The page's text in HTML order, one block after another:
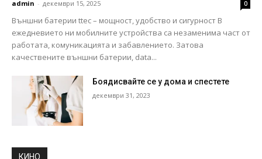
admin - декември 15, 2025 0
Външни батерии ttec – мощност, удобство и сигурност В
ежедневието ни мобилните устройства са незаменима част от
работата, комуникацията и забавлението. Затова
качествените външни батерии, data...
Боядисвайте се у дома и спестете
декември 31, 2023
КИНО